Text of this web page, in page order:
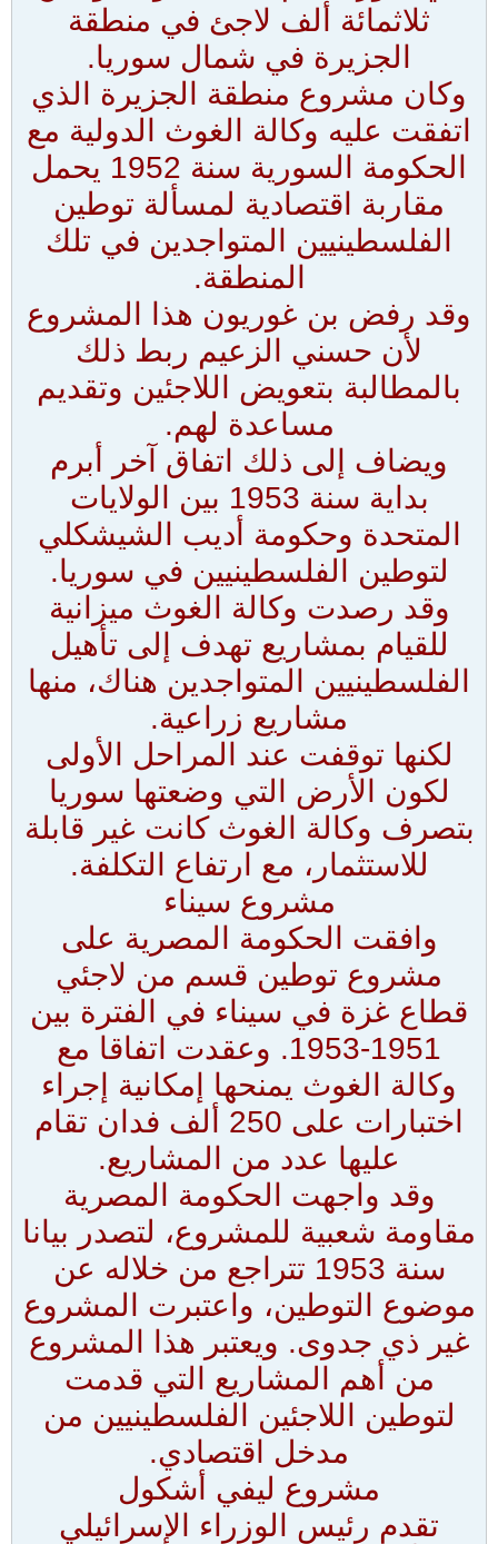
ثلاثمائة ألف لاجئ في منطقة
الجزيرة في شمال سوريا.
وكان مشروع منطقة الجزيرة الذي
اتفقت عليه وكالة الغوث الدولية مع
الحكومة السورية سنة 1952 يحمل
مقاربة اقتصادية لمسألة توطين
الفلسطينيين المتواجدين في تلك
المنطقة.
وقد رفض بن غوريون هذا المشروع
لأن حسني الزعيم ربط ذلك
بالمطالبة بتعويض اللاجئين وتقديم
مساعدة لهم.
ويضاف إلى ذلك اتفاق آخر أبرم
بداية سنة 1953 بين الولايات
المتحدة وحكومة أديب الشيشكلي
لتوطين الفلسطينيين في سوريا.
وقد رصدت وكالة الغوث ميزانية
للقيام بمشاريع تهدف إلى تأهيل
الفلسطينيين المتواجدين هناك، منها
مشاريع زراعية.
لكنها توقفت عند المراحل الأولى
لكون الأرض التي وضعتها سوريا
بتصرف وكالة الغوث كانت غير قابلة
للاستثمار، مع ارتفاع التكلفة.
مشروع سيناء
وافقت الحكومة المصرية على
مشروع توطين قسم من لاجئي
قطاع غزة في سيناء في الفترة بين
1951-1953. وعقدت اتفاقا مع
وكالة الغوث يمنحها إمكانية إجراء
اختبارات على 250 ألف فدان تقام
عليها عدد من المشاريع.
وقد واجهت الحكومة المصرية
مقاومة شعبية للمشروع، لتصدر بيانا
سنة 1953 تتراجع من خلاله عن
موضوع التوطين، واعتبرت المشروع
غير ذي جدوى. ويعتبر هذا المشروع
من أهم المشاريع التي قدمت
لتوطين اللاجئين الفلسطينيين من
مدخل اقتصادي.
مشروع ليفي أشكول
تقدم رئيس الوزراء الإسرائيلي